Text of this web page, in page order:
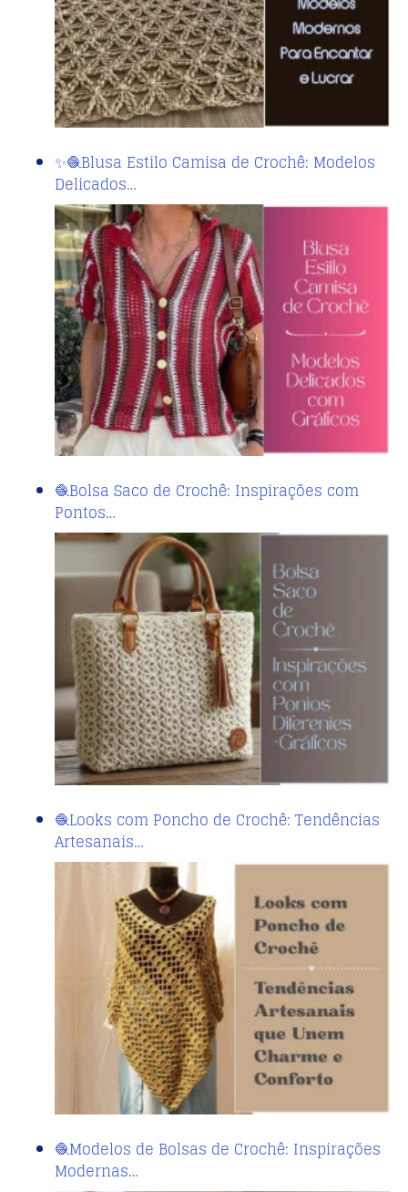
✨🧶Blusa Estilo Camisa de Crochê: Modelos
Delicados…
🧶Bolsa Saco de Crochê: Inspirações com
Pontos…
🧶Looks com Poncho de Crochê: Tendências
Artesanais…
🧶Modelos de Bolsas de Crochê: Inspirações
Modernas…